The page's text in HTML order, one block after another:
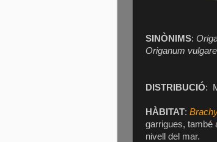
SINÒNIMS:
Origanum vulgare
DISTRIBUCIÓ:
HÀBITAT:
garrigues, també
nivell del mar.